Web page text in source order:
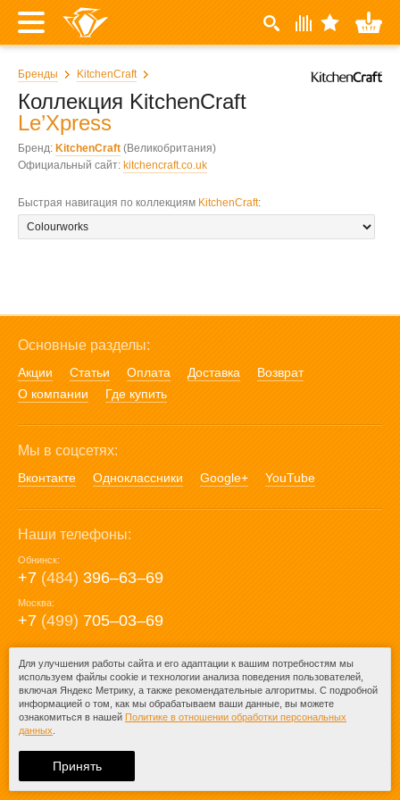
Бренды KitchenCraft
Коллекция KitchenCraft
Le’Xpress
Бренд: KitchenCraft (Великобритания)
Официальный сайт: kitchencraft.co.uk
Быстрая навигация по коллекциям KitchenCraft:
Основные разделы:
Акции Статьи Оплата Доставка
Возврат
О компании
Где купить
Мы в соцсетях:
Вконтакте Одноклассники Google+ YouTube
Наши телефоны:
Обнинск:
+7 (484) 396‒63‒69
Москва:
+7 (499) 705‒03‒69
E-mail:
mail@posuda40.ru
При любом копировании информации
ссылка на
Для улучшения работы сайта и его адаптации к вашим потребностям мы
используем файлы cookie и технологии анализа поведения пользователей,
включая Яндекс Метрику, а также рекомендательные алгоритмы. С подробной
информацией о том, как мы обрабатываем ваши данные, вы можете
ознакомиться в нашей Политике в отношении обработки персональных
данных
Принять